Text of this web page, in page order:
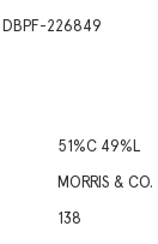
DBPF-226849
51%C 49%L
MORRIS & CO.
138